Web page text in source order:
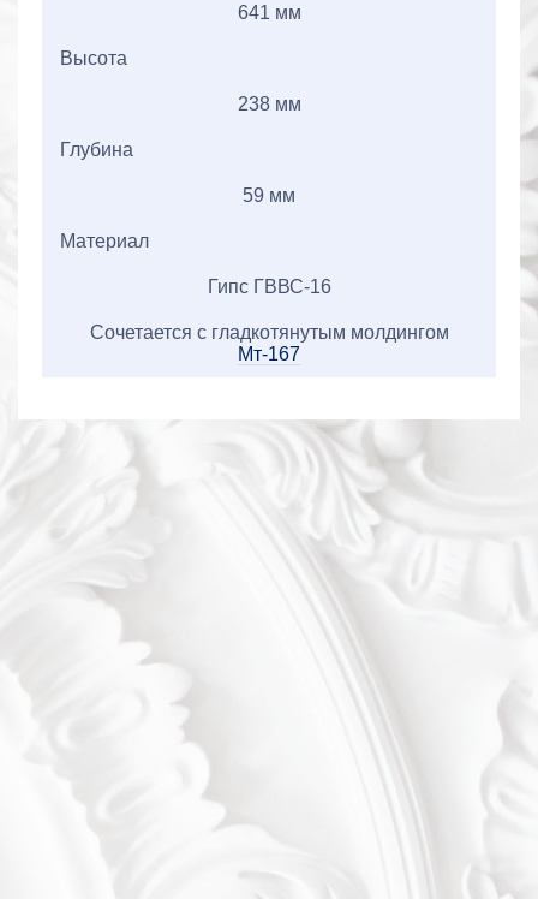
641 мм
Высота
238 мм
Глубина
59 мм
Материал
Гипс ГВВС-16
Сочетается с гладкотянутым молдингом
Мт-167